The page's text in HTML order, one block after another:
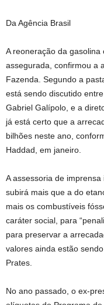
Da Agência Brasil
A reoneração da
assegurada, confirmou a
Fazenda. Segundo a
está sendo discutido
Gabriel Galípolo, e a
já está certo que a
bilhões neste ano,
Haddad, em janeiro.
A assessoria de
subirá mais que a do
mais os combustíveis
caráter social, para
para preservar a
valores ainda estão
Prates.
No ano passado, o ex-